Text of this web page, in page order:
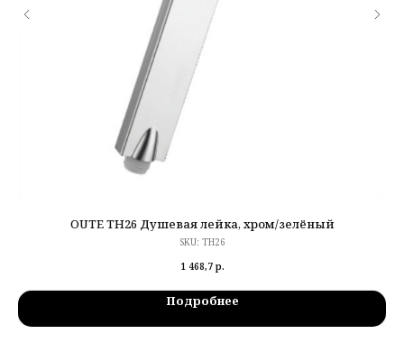
OUTE TH26 Душевая лейка, хром/зелёный
SKU: TH26
1 468,7 р.
Подробнее